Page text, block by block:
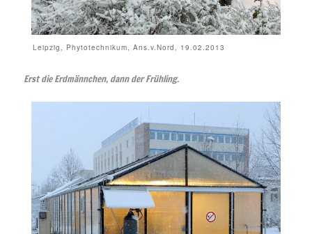
Leipzig, Phytotechnikum, Ans.v.Nord, 19.02.2013
Erst die Erdmännchen, dann der Frühling.